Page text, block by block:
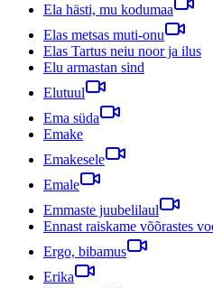
Ela hästi, mu kodumaa
Elas metsas muti-onu
Elas Tartus neiu noor ja ilus
Elu armastan sind
Elutuul
Ema süda
Emake
Emakesele
Emale
Emmaste juubelilaul
Ennast raiskame võõrastes
Ergo, bibamus
Erika